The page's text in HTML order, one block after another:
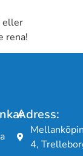
eller
rena!
Adress:
4,